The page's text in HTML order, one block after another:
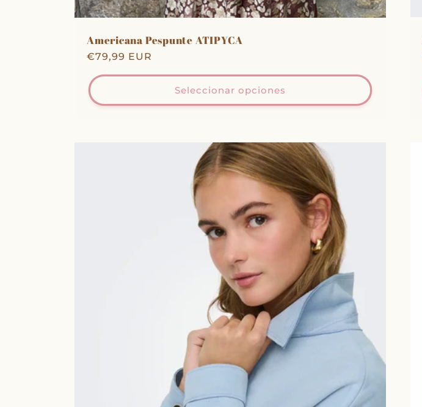
Americana Pespunte ATIPYCA
Precio
habitual
€79,99 EUR
Seleccionar opciones